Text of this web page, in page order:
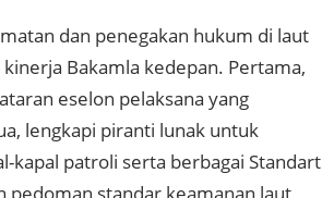
dan penegakan hukum di laut
Bakamla kedepan. Pertama,
eselon pelaksana yang
lengkapi piranti lunak untuk
kapal patroli serta berbagai Standart